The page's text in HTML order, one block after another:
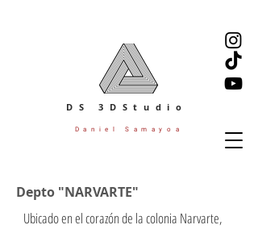
Daniel Samayoa
DS 3DStudio
Depto "NARVARTE"
Ubicado en el corazón de la colonia Narvarte,